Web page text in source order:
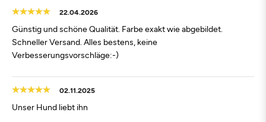
22.04.2026
Günstig und schöne Qualität. Farbe exakt wie abgebildet.
Schneller Versand. Alles bestens, keine
Verbesserungsvorschläge:-)
02.11.2025
Unser Hund liebt ihn